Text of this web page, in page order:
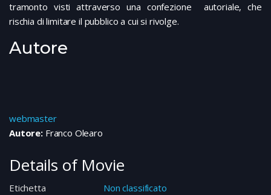
tramonto visti attraverso una confezione autoriale, che
rischia di limitare il pubblico a cui si rivolge.
Autore
webmaster
Autore:Franco Olearo
Details of Movie
Etichetta Non classificato